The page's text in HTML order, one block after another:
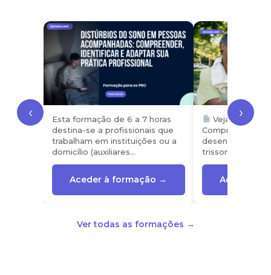
‹
Esta formação de 6 a 7 horas
destina-se a profissionais que
trabalham em instituições ou a
domicílio (auxiliares…
Aceder à formação →
Veja o
Compreender e
trissomia 21
Aceder à
›
Ver todas as formações →